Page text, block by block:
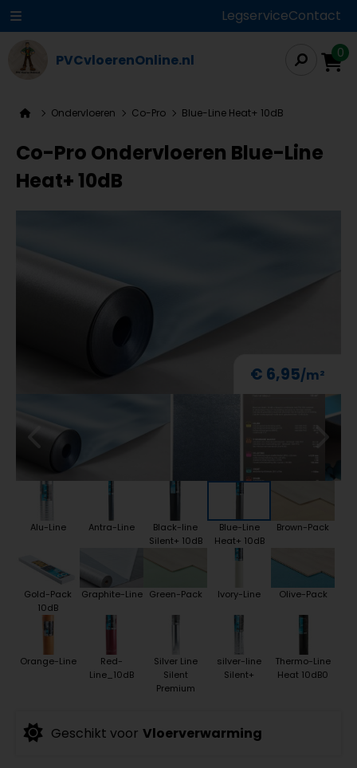
LegserviceContact
PVCvloerenOnline.nl 0
Ondervloeren Co-Pro Blue-Line Heat+ 10dB
Co-Pro Ondervloeren Blue-Line
Heat+ 10dB
€ 6,95
Alu-Line Antra-Line
Black-line
Silent+ 10dB
Blue-Line
Heat+ 10dB
Brown-Pack
Gold-Pack
10dB
Graphite-Line Green-Pack Ivory-Line Olive-Pack
Orange-Line
Red-
Line_10dB
Silver Line
Silent
Premium
silver-line
Silent+
Thermo-Line
Heat 10dB0
Geschikt voor Vloerverwarming